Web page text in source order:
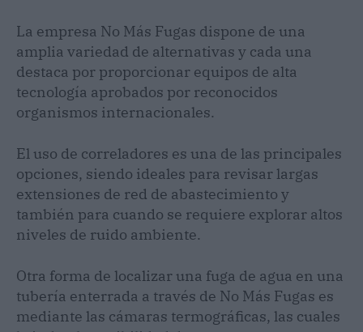
La empresa No Más Fugas dispone de una
amplia variedad de alternativas y cada una
destaca por proporcionar equipos de alta
tecnología aprobados por reconocidos
organismos internacionales.
El uso de correladores es una de las principales
opciones, siendo ideales para revisar largas
extensiones de red de abastecimiento y
también para cuando se requiere explorar altos
niveles de ruido ambiente.
Otra forma de localizar una fuga de agua en una
tubería enterrada a través de No Más Fugas es
mediante las cámaras termográficas, las cuales